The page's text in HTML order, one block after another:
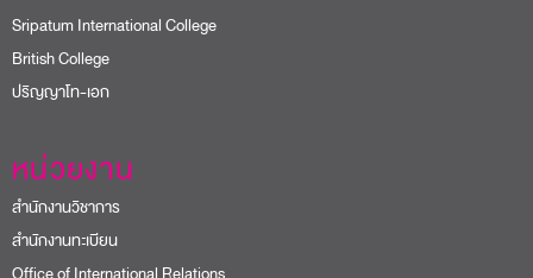
Sripatum International College
British College
ปริญญาโท-เอก
หน่วยงาน
สำนักงานวิชาการ
สำนักงานทะเบียน